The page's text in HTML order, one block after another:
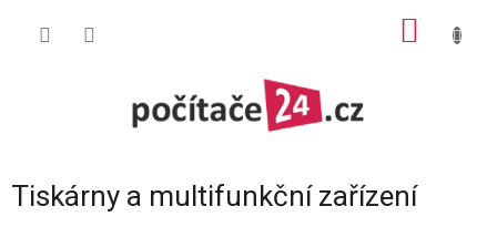
Tiskárny a multifunkční zařízení